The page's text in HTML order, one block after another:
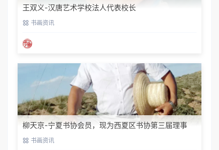
王双义-汉唐艺术学校法人代表校长
书画资讯
柳天京-宁夏书协会员，现为西夏区书协第三届理事
书画资讯